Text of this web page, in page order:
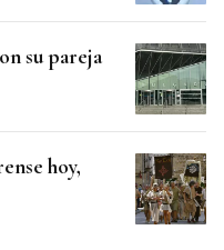
su pareja
hoy,